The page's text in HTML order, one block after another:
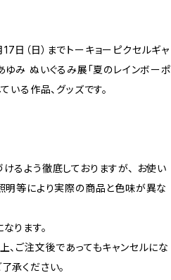
日（日）までトーキョーピクセルギャ
ゆみ ぬいぐるみ展「夏のレインボーポ
いる作品、グッズです。
るよう徹底しておりますが、 お使い
明等により実際の商品と色味が異な
ります。
、ご注文後であってもキャンセルにな
承ください。